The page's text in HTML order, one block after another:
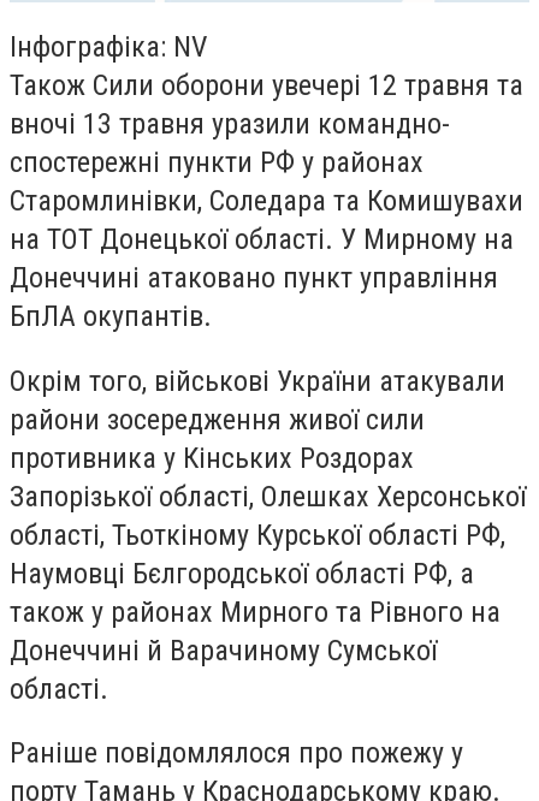
Інфографіка: NV
Також Сили оборони увечері 12 травня та
вночі 13 травня уразили командно-
спостережні пункти РФ у районах
Старомлинівки, Соледара та Комишувахи
на ТОТ Донецької області. У Мирному на
Донеччині атаковано пункт управління
БпЛА окупантів.
Окрім того, військові України атакували
райони зосередження живої сили
противника у Кінських Роздорах
Запорізької області, Олешках Херсонської
області, Тьоткіному Курської області РФ,
Наумовці Бєлгородської області РФ, а
також у районах Мирного та Рівного на
Донеччині й Варачиному Сумської
області.
Раніше повідомлялося про пожежу у
порту Тамань у Краснодарському краю.